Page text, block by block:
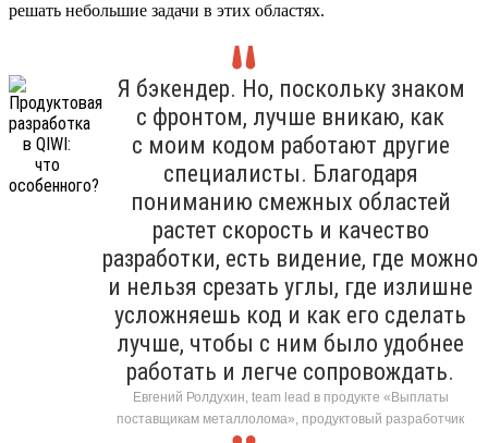
решать небольшие задачи в этих областях.
Я бэкендер. Но, поскольку знаком
с фронтом, лучше вникаю, как
с моим кодом работают другие
специалисты. Благодаря
пониманию смежных областей
растет скорость и качество
разработки, есть видение, где можно
и нельзя срезать углы, где излишне
усложняешь код и как его сделать
лучше, чтобы с ним было удобнее
работать и легче сопровождать.
Евгений Ролдухин, team lead в продукте «Выплаты
поставщикам металлолома», продуктовый разработчик